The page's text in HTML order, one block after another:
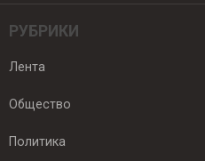
РУБРИКИ
Лента
Общество
Политика